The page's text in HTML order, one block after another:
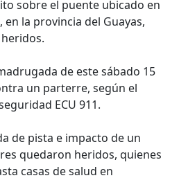
sobre el puente ubicado en
en la provincia del Guayas,
de este sábado 15
un parterre, según el
ECU 911.
de pista e impacto de un
quedaron heridos, quienes
casas de salud en